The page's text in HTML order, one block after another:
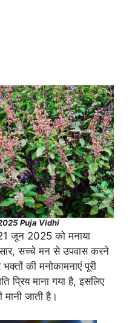
Puja Vidhi
21 जून 2025 को मनाया
सच्चे मन से उपवास करने
की मनोकामनाएं पूरी
प्रिय माना गया है, इसलिए
जाती है।